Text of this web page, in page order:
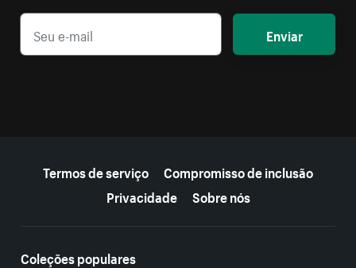
Enviar
Termos de serviço
Compromisso de inclusão
Privacidade
Sobre nós
Coleções populares